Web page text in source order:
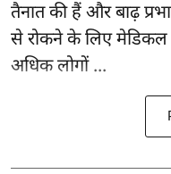
तैनात की हैं और बाढ़
से रोकने के लिए
अधिक लोगों ...